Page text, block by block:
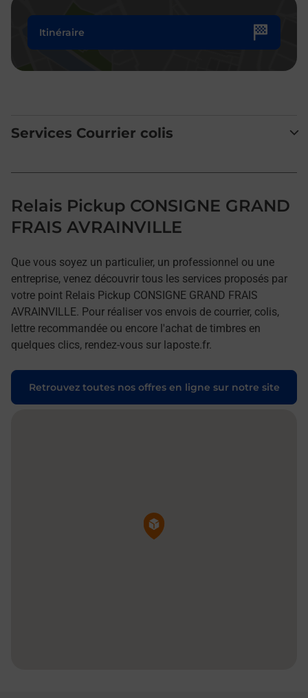
Itinéraire
Services Courrier colis
Relais Pickup CONSIGNE GRAND
FRAIS AVRAINVILLE
Que vous soyez un particulier, un professionnel ou une
entreprise, venez découvrir tous les services proposés par
votre point Relais Pickup CONSIGNE GRAND FRAIS
AVRAINVILLE. Pour réaliser vos envois de courrier, colis,
lettre recommandée ou encore l'achat de timbres en
quelques clics, rendez-vous sur laposte.fr.
Retrouvez toutes nos offres en ligne sur notre site
Pin de la carte